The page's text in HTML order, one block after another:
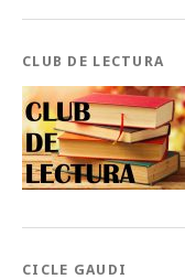
CLUB DE LECTURA
CICLE GAUDI